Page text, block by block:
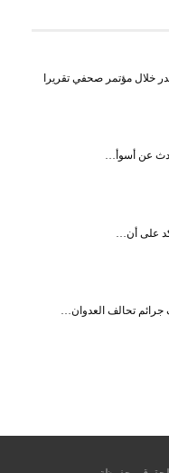
خلال مؤتمر صحفي تقريرا
عن أسوأ…
على أن…
جرائم تحالف العدوان…